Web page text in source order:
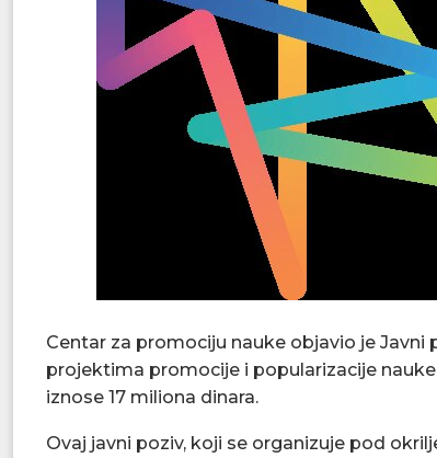
Centar za promociju nauke objavio je
projektima promocije i popularizacije
iznose 17 miliona dinara.
Ovaj javni poziv, koji se organizuje pod